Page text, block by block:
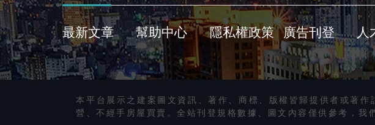
最新文章 幫助中心 隱私權政策 廣告刊登 人
本平台展示之建案圖文資訊、著作、商標、版權皆歸提供者或著
營、不經手房屋買賣。全站刊登規格數據、圖文內容僅供參考，我